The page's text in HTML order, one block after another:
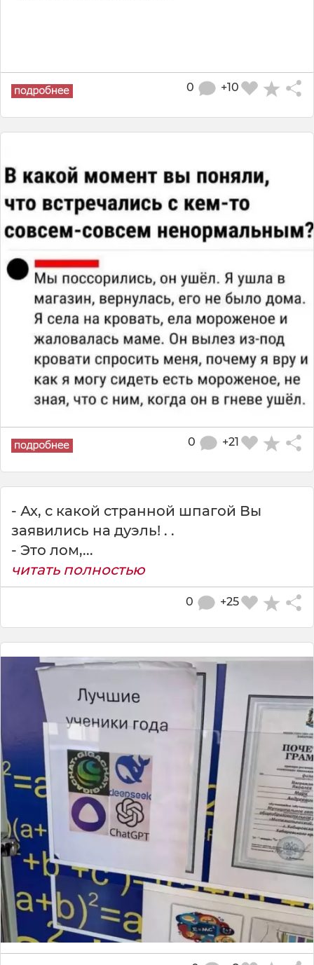
+10
0
+21
0
- Ах, с какой странной шпагой Вы
заявились на дуэль! . .
- Это лом,...
читать полностью
+25
0